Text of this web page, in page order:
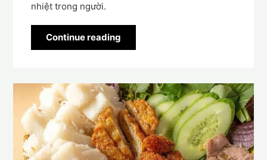
nhiệt trong người.
Continue reading